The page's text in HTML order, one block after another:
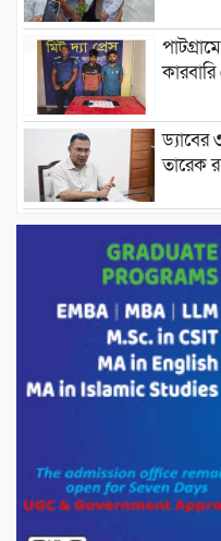
ড্যাবের
তারেক
করেন
পরিবেশ
মিরপুর-
উদ্দিন